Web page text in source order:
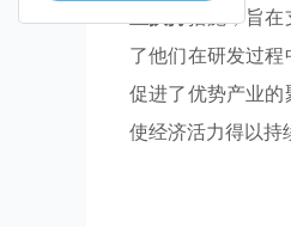
业扶持措施，旨
了他们在研发过
促进了优势产业
使经济活力得以持